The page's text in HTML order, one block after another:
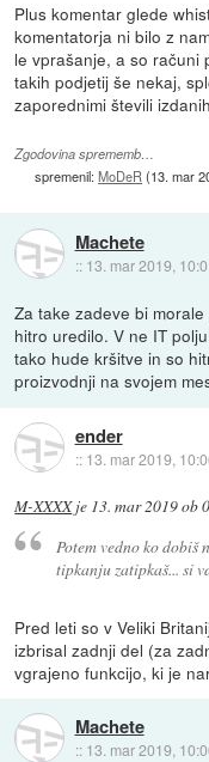
Plus komentar glede
komentatorja ni bilo z
le vprašanje, a so računi
takih podjetij še nekaj,
zaporednimi števili
Zgodovina sprememb…
spremenil:MoDeR(13. mar
Machete
:: 13. mar 2019,
Za take zadeve bi
hitro uredilo. V ne IT
tako hude kršitve in so
proizvodnji na svojem
ender
:: 13. mar 2019,
M-XXXXje 13. mar 2019 ob
Potem vedno ko dobiš
tipkanju zatipkaš... si
Pred leti so v Veliki
izbrisal zadnji del (za
vgrajeno funkcijo, ki je
Machete
:: 13. mar 2019,